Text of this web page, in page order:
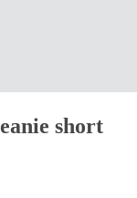
short